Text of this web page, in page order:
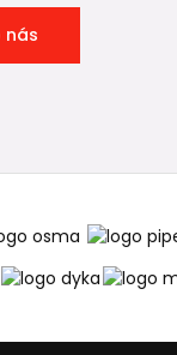
nás